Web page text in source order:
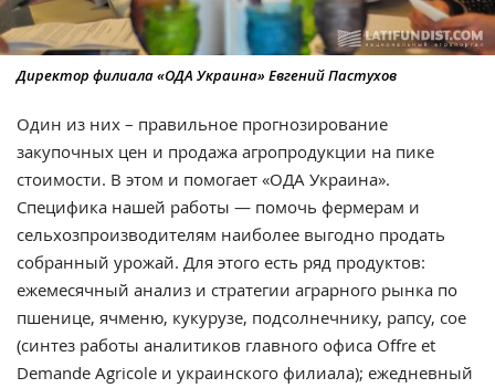
Директор филиала «ОДА Украина» Евгений Пастухов
Один из них – правильное прогнозирование
закупочных цен и продажа агропродукции на пике
стоимости. В этом и помогает «ОДА Украина».
Специфика нашей работы — помочь фермерам и
сельхозпроизводителям наиболее выгодно продать
собранный урожай. Для этого есть ряд продуктов:
ежемесячный анализ и стратегии аграрного рынка по
пшенице, ячменю, кукурузе, подсолнечнику, рапсу, сое
(синтез работы аналитиков главного офиса Offre et
Demande Agricole и украинского филиала); ежедневный